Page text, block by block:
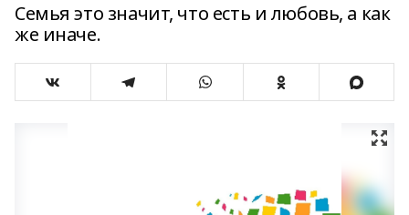
Семья это значит, что есть и любовь, а как
же иначе.